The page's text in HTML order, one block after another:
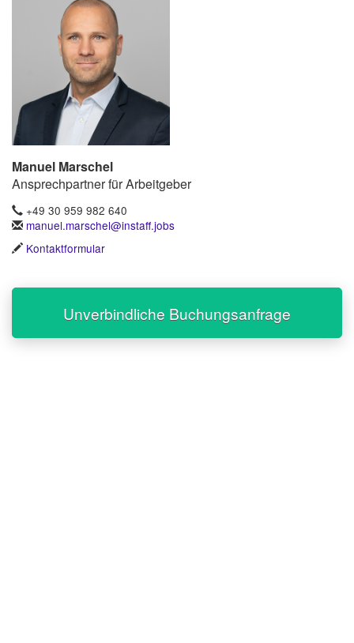
Manuel Marschel
Ansprechpartner für Arbeitgeber
+49 30 959 982 640
manuel.marschel@instaff.jobs
Kontaktformular
Unverbindliche Buchungsanfrage